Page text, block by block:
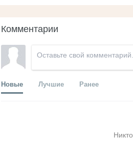
Комментарии
Новые Лучшие Ранее